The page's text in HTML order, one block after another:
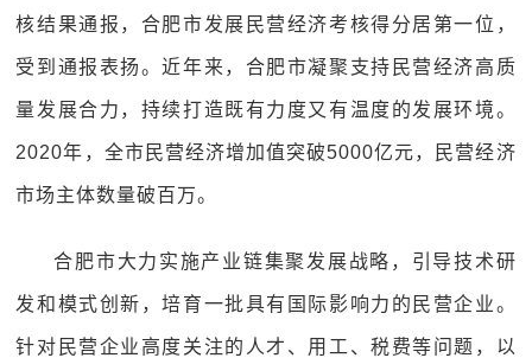
核结果通报，合肥市发展民营经济考核得分居第一位，
受到通报表扬。近年来，合肥市凝聚支持民营经济高质
量发展合力，持续打造既有力度又有温度的发展环境。
2020年，全市民营经济增加值突破5000亿元，民营经济
市场主体数量破百万。
合肥市大力实施产业链集聚发展战略，引导技术研
发和模式创新，培育一批具有国际影响力的民营企业。
针对民营企业高度关注的人才、用工、税费等问题，以